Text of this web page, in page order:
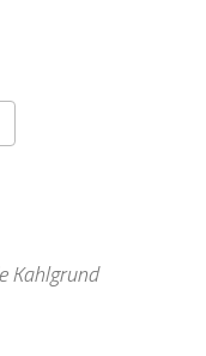
Kahlgrund